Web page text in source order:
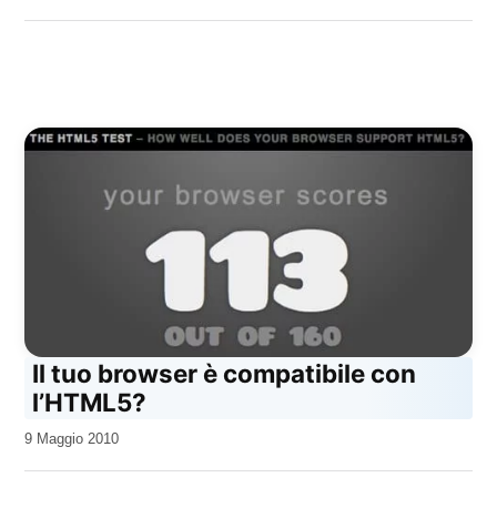
Il tuo browser è compatibile con
l’HTML5?
da
9 Maggio 2010